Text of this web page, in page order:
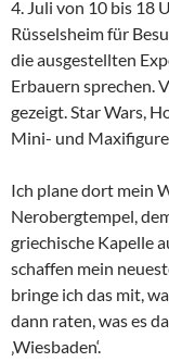
4. Juli von 10 bis 18
Rüsselsheim für
die ausgestellten
Erbauern sprechen.
gezeigt. Star Wars,
Mini- und
Ich plane dort mein
Nerobergtempel,
griechische Kapelle
schaffen mein
bringe ich das mit,
dann raten, was es
‚Wiesbaden‘.